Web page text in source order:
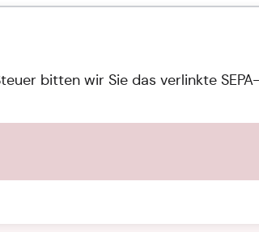
bitten wir Sie das verlinkte